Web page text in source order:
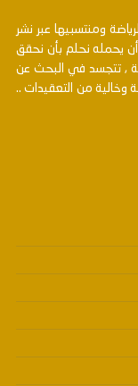
ومنتسبيها عبر نشر
أن يحمله نحلم بأن نحقق
, تتجسد في البحث عن
وخالية من التعقيدات ..